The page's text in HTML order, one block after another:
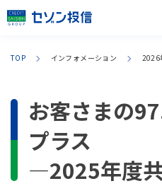
TOP インフォメーション 2026
お客さまの
プラス
―2025年度